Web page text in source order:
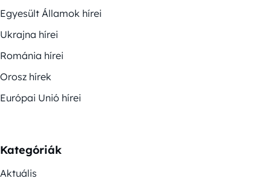
Egyesült Államok hírei
Ukrajna hírei
Románia hírei
Orosz hírek
Európai Unió hírei
Kategóriák
Aktuális